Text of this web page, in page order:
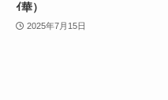
ｲ華）
2025年7月15日